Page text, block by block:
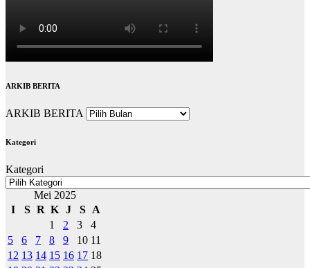
ARKIB BERITA
ARKIB BERITA
Kategori
Kategori
Mei 2025
I
S R K J S
A
1
2 3
4
5
6 7 8 9 10 11
12 13 14 15 16 17 18